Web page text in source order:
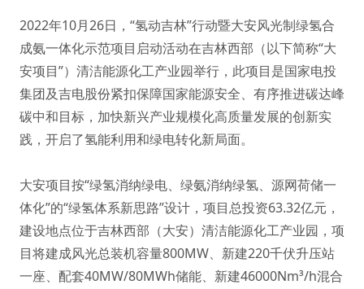
2022年10月26日，“氢动吉林”行动暨大安风光制绿氢合
成氨一体化示范项目启动活动在吉林西部（以下简称“大
安项目”）清洁能源化工产业园举行，此项目是国家电投
集团及吉电股份紧扣保障国家能源安全、有序推进碳达峰
碳中和目标，加快新兴产业规模化高质量发展的创新实
践，开启了氢能利用和绿电转化新局面。
大安项目按“绿氢消纳绿电、绿氨消纳绿氢、源网荷储一
体化”的“绿氢体系新思路”设计，项目总投资63.32亿元，
建设地点位于吉林西部（大安）清洁能源化工产业园，项
目将建成风光总装机容量800MW、新建220千伏升压站
一座、配套40MW/80MWh储能、新建46000Nm³/h混合